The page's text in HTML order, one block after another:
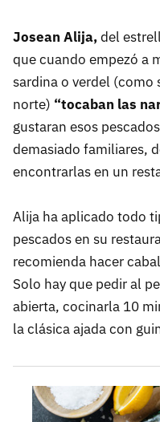
Josean Alija,del
que cuando empezó a
sardina o verdel (como
norte) “tocaban las
gustaran esos
demasiado familiares,
encontrarlas en un
Alija ha aplicado todo
pescados en su
recomienda hacer
Solo hay que pedir al
abierta, cocinarla 10
la clásica ajada con